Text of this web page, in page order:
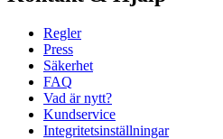
Regler
Press
Säkerhet
FAQ
Vad är nytt?
Kundservice
Integritetsinställningar